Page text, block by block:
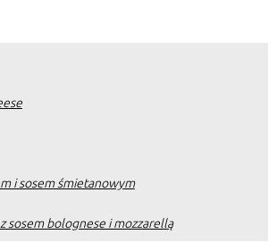
i sosem śmietanowym
sosem bolognese i mozzarellą